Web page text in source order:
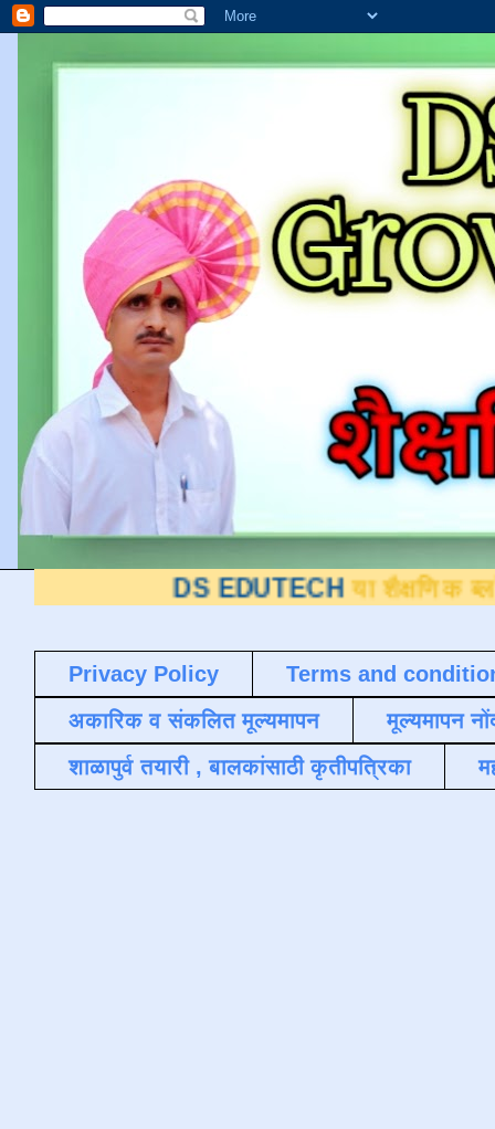
DS EDUTECH या शैक्षणिक ब्लॉगवर आपले
Privacy Policy
Terms and
अकारिक व संकलित मूल्यमापन
मूल्यमापन
शाळापुर्व तयारी , बालकांसाठी कृतीपत्रिका